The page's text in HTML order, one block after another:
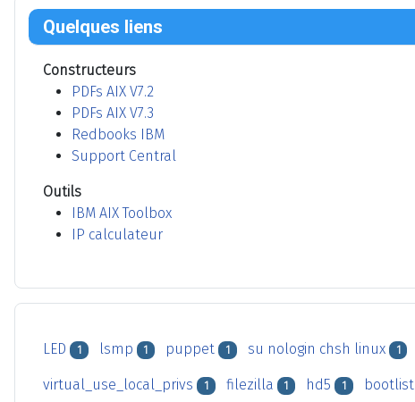
Quelques liens
Constructeurs
PDFs AIX V7.2
PDFs AIX V7.3
Redbooks IBM
Support Central
Outils
IBM AIX Toolbox
IP calculateur
LED 1 lsmp 1 puppet 1 su nologin chsh linux 1
virtual_use_local_privs 1 filezilla 1 hd5 1 bootlist